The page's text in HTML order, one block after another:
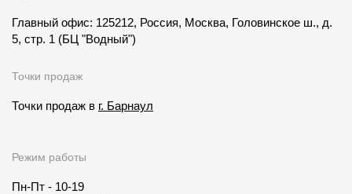
Главный офис: 125212, Россия, Москва, Головинское ш., д.
5, стр. 1 (БЦ "Водный")
Точки продаж
Точки продаж в г. Барнаул
Режим работы
Пн-Пт - 10-19